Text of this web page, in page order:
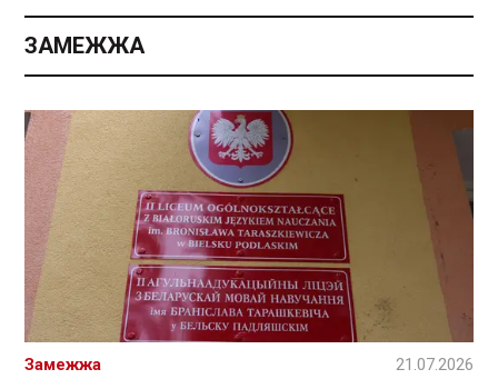
ЗАМЕЖЖА
Замежжа 21.07.2026